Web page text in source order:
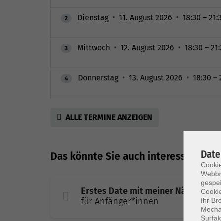
2 Dienstag • 11. August 2026 • 18:30 –
3 Mittwoch • 12. August 2026 • 18:30 –
4 Donnerstag • 13. August 2026 • 18:30 –
ALLE TERMINE ANZEIGEN
Das könnte Sie auch interessieren
Erstes Date mit meiner
für Anfänger*innen
Ihr